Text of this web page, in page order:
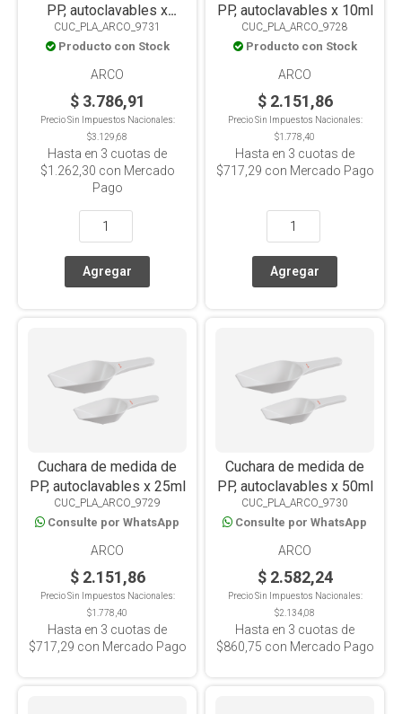
PP, autoclavables x
100ml
CUC_PLA_ARCO_9731
Producto con Stock
ARCO
$ 3.786,91
Precio Sin Impuestos Nacionales:
$3.129,68
Hasta en 3 cuotas de
$1.262,30 con Mercado
Pago
PP, autoclavables x 10ml
CUC_PLA_ARCO_9728
Producto con Stock
ARCO
$ 2.151,86
Precio Sin Impuestos Nacionales:
$1.778,40
Hasta en 3 cuotas de
$717,29 con Mercado Pago
Cuchara de medida de
PP, autoclavables x 25ml
CUC_PLA_ARCO_9729
Consulte por WhatsApp
ARCO
$ 2.151,86
Precio Sin Impuestos Nacionales:
$1.778,40
Hasta en 3 cuotas de
$717,29 con Mercado Pago
Cuchara de medida de
PP, autoclavables x 50ml
CUC_PLA_ARCO_9730
Consulte por WhatsApp
ARCO
$ 2.582,24
Precio Sin Impuestos Nacionales:
$2.134,08
Hasta en 3 cuotas de
$860,75 con Mercado Pago